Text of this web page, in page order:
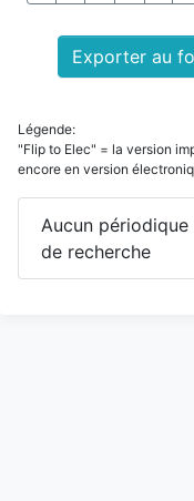
Exporter au
Légende:
"Flip to Elec" = la version
encore en version
Aucun
de recherche